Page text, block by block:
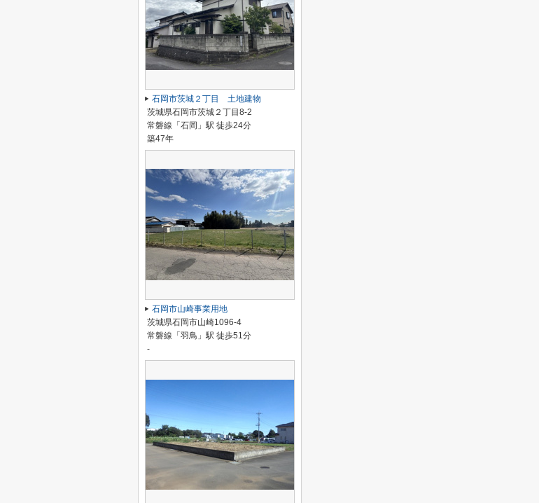
石岡市茨城２丁目 土地建物
茨城県石岡市茨城２丁目8-2
常磐線「石岡」駅 徒歩24分
築47年
石岡市山崎事業用地
茨城県石岡市山崎1096-4
常磐線「羽鳥」駅 徒歩51分
-